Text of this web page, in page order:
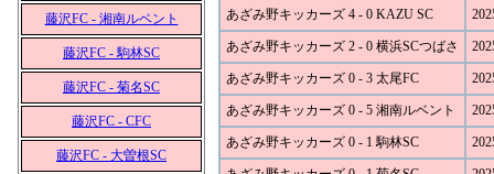
藤沢FC - 湘南ルベント
藤沢FC - 駒林SC
藤沢FC - 菊名SC
藤沢FC - CFC
藤沢FC - 大曽根SC
あざみ野キッカーズ 4 - 0 KAZU SC
あざみ野キッカーズ 2 - 0 横浜SCつばさ
あざみ野キッカーズ 0 - 3 太尾FC
あざみ野キッカーズ 0 - 5 湘南ルベント
あざみ野キッカーズ 0 - 1 駒林SC